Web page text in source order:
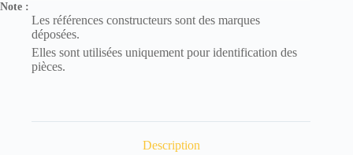
Note :
Les références constructeurs sont des marques
déposées.
Elles sont utilisées uniquement pour identification des
pièces.
Description